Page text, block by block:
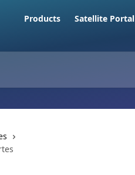
Products Satellite Portal